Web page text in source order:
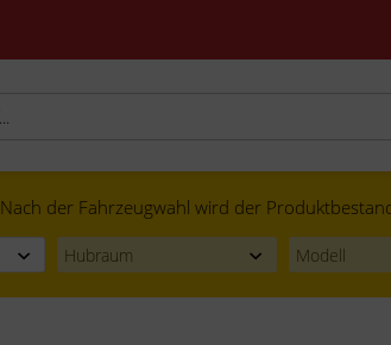
Nach der Fahrzeugwahl wird der